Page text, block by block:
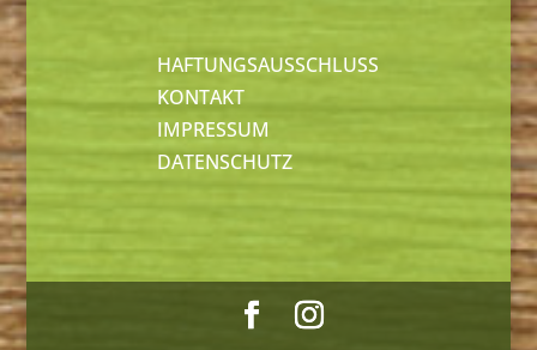
HAFTUNGSAUSSCHLUSS
KONTAKT
IMPRESSUM
DATENSCHUTZ